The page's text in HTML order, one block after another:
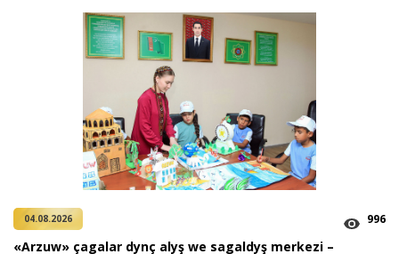
04.08.2026 996
«Arzuw» çagalar dynç alyş we sagaldyş merkezi –